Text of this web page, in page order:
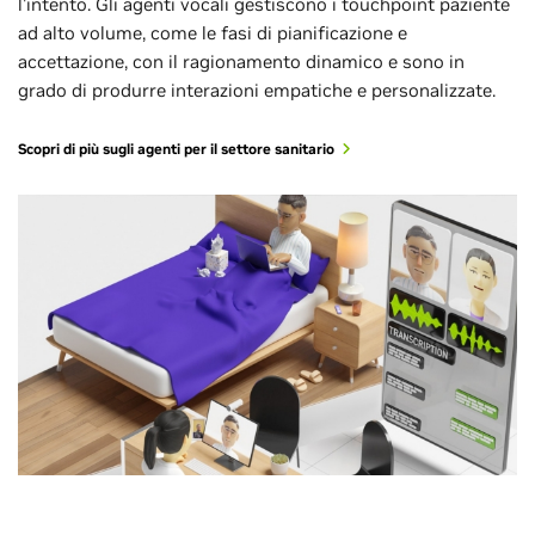
ad alto volume, come le fasi di pianificazione e
accettazione, con il ragionamento dinamico e sono in
grado di produrre interazioni empatiche e personalizzate.
Scopri di più sugli agenti per il settore sanitario